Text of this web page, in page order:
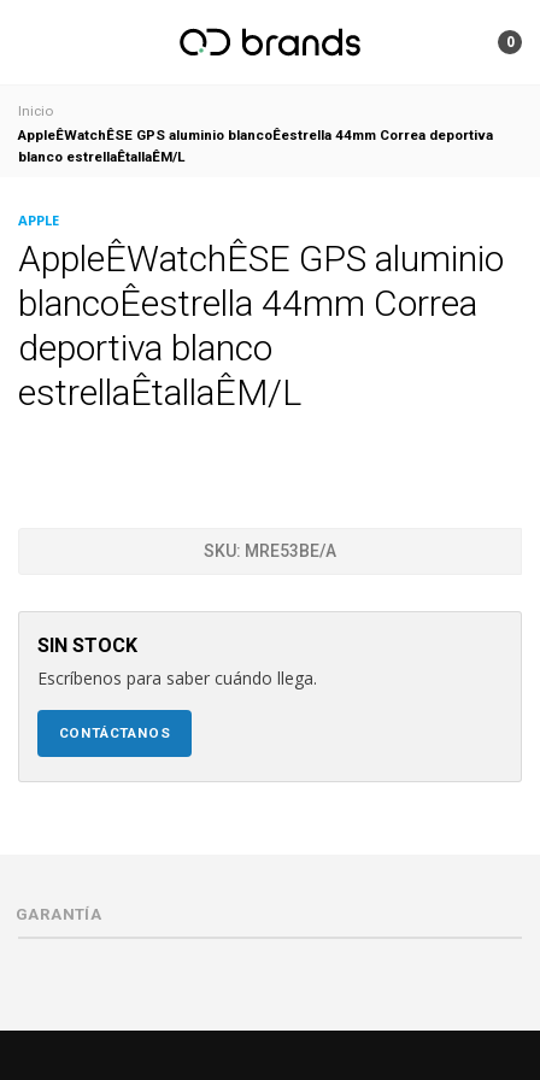
0
Inicio
AppleÊWatchÊSE GPS aluminio blancoÊestrella 44mm Correa deportiva
blanco estrellaÊtallaÊM/L
APPLE
AppleÊWatchÊSE GPS aluminio
blancoÊestrella 44mm Correa
deportiva blanco
estrellaÊtallaÊM/L
SKU: MRE53BE/A
SIN STOCK
Escríbenos para saber cuándo llega.
CONTÁCTANOS
GARANTÍA